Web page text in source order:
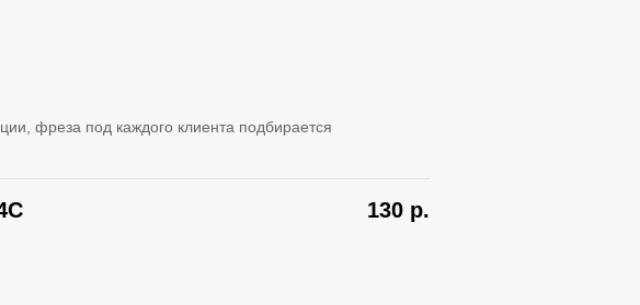
фреза под каждого клиента подбирается
130 р.